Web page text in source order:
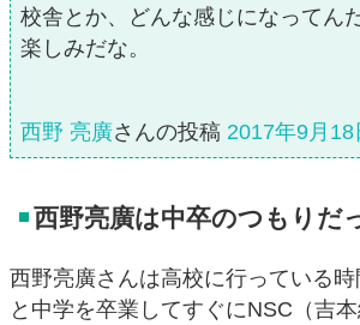
校舎とか、どんな感じになってん
楽しみだな。
西野 亮廣さんの投稿 2017年9月18
西野亮廣は中卒のつもりだ
西野亮廣さんは高校に行っている
と中学を卒業してすぐにNSC（吉本